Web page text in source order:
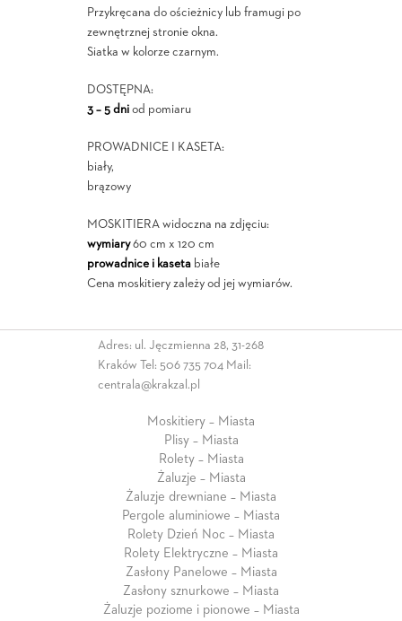
Przykręcana do ościeżnicy lub framugi po
zewnętrznej stronie okna.
Siatka w kolorze czarnym.
DOSTĘPNA:
3 – 5 dniod pomiaru
PROWADNICE I KASETA:
biały,
brązowy
MOSKITIERA widoczna na zdjęciu:
wymiary60 cm x 120 cm
prowadnice i kasetabiałe
Cena moskitiery zależy od jej wymiarów.
Adres: ul. Jęczmienna 28, 31-268
Kraków Tel: 506 735 704 Mail:
centrala@krakzal.pl
Moskitiery – Miasta
Plisy – Miasta
Rolety – Miasta
Żaluzje – Miasta
Żaluzje drewniane – Miasta
Pergole aluminiowe – Miasta
Rolety Dzień Noc – Miasta
Rolety Elektryczne – Miasta
Zasłony Panelowe – Miasta
Zasłony sznurkowe – Miasta
Żaluzje poziome i pionowe – Miasta